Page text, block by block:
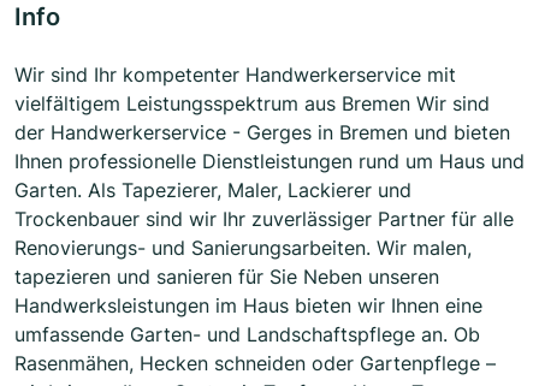
Info
Wir sind Ihr kompetenter Handwerkerservice mit
vielfältigem Leistungsspektrum aus Bremen Wir sind
der Handwerkerservice - Gerges in Bremen und bieten
Ihnen professionelle Dienstleistungen rund um Haus und
Garten. Als Tapezierer, Maler, Lackierer und
Trockenbauer sind wir Ihr zuverlässiger Partner für alle
Renovierungs- und Sanierungsarbeiten. Wir malen,
tapezieren und sanieren für Sie Neben unseren
Handwerksleistungen im Haus bieten wir Ihnen eine
umfassende Garten- und Landschaftspflege an. Ob
Rasenmähen, Hecken schneiden oder Gartenpflege –